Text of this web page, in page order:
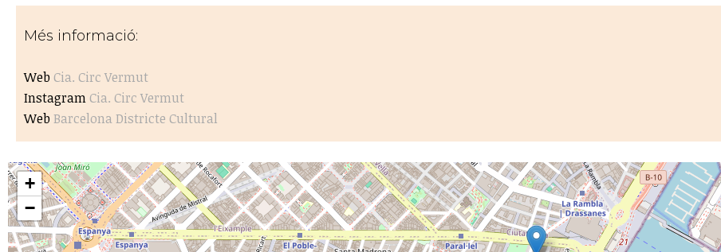
Més informació:
WebCia. Circ Vermut
InstagramCia. Circ Vermut
WebBarcelona Districte Cultural
+
−